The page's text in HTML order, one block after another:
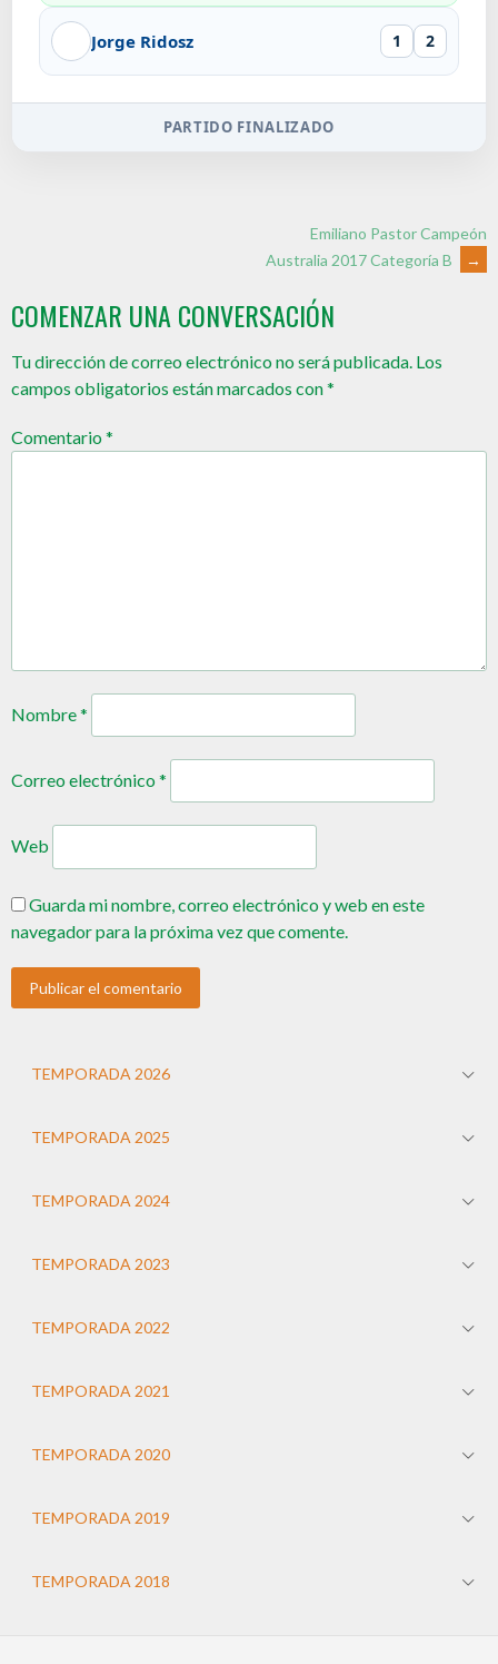
Jorge Ridosz 1 2
PARTIDO FINALIZADO
Emiliano Pastor Campeón
Australia 2017 Categoría B
→
COMENZAR UNA CONVERSACIÓN
Tu dirección de correo electrónico no será publicada. Los
campos obligatorios están marcados con*
Comentario*
Nombre*
Correo electrónico*
Web
Guarda mi nombre, correo electrónico y web en este
navegador para la próxima vez que comente.
TEMPORADA 2026
TEMPORADA 2025
TEMPORADA 2024
TEMPORADA 2023
TEMPORADA 2022
TEMPORADA 2021
TEMPORADA 2020
TEMPORADA 2019
TEMPORADA 2018